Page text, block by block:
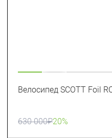
Велосипед SCOTT Foil
630 000₽20%